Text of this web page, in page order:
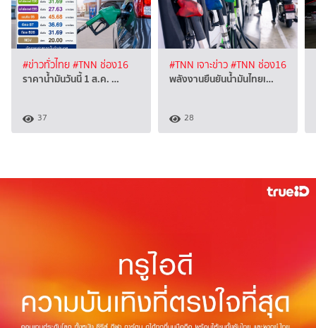
#ข่าวทั่วไทย#TNN ช่อง16
ราคาน้ำมันวันนี้ 1 ส.ค. …
37
#TNN เจาะข่าว#TNN ช่อง16
พลังงานยืนยันน้ำมันไทยเ…
28